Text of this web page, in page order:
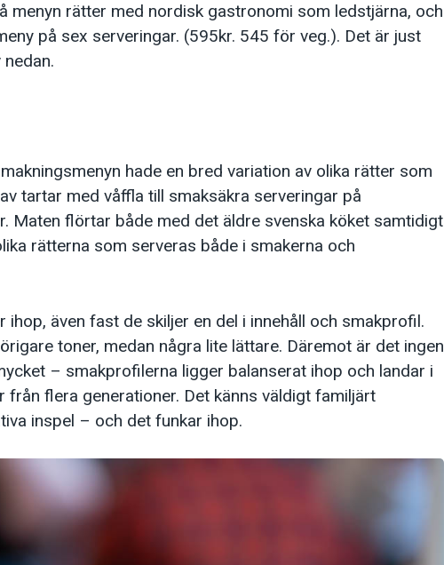
menyn rätter med nordisk gastronomi som ledstjärna, och
på sex serveringar. (595kr. 545 för veg.). Det är just
hade en bred variation av olika rätter som
tartar med våffla till smaksäkra serveringar på
Maten flörtar både med det äldre svenska köket samtidigt
rätterna som serveras både i smakerna och
ihop, även fast de skiljer en del i innehåll och smakprofil.
toner, medan några lite lättare. Däremot är det ingen
– smakprofilerna ligger balanserat ihop och landar i
från flera generationer. Det känns väldigt familjärt
inspel – och det funkar ihop.